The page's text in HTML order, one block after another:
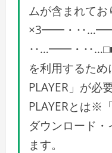
ムが含まれてお
×3━━・
‥…━━・‥…□■
を利用するた
PLAYER」が必
PLAYERとは※
ダウンロード・
ます。